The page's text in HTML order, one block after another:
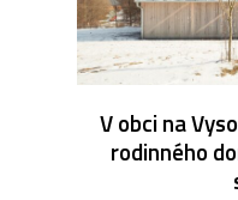
V obci na
rodinného